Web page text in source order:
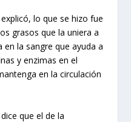
lo que se hizo fue
grasos que la uniera a
la sangre que ayuda a
y enzimas en el
en la circulación
que el de la